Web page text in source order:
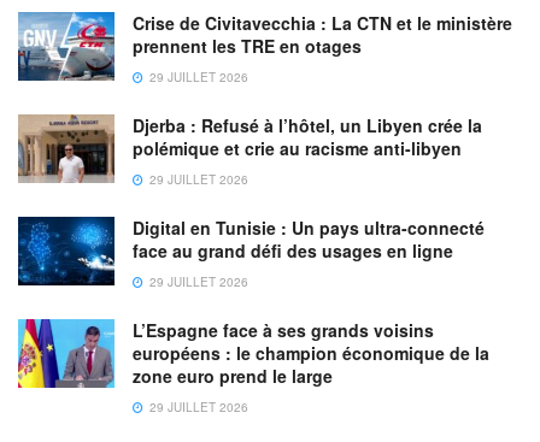
Crise de Civitavecchia : La CTN et le ministère
prennent les TRE en otages
29 JUILLET 2026
Djerba : Refusé à l’hôtel, un Libyen crée la
polémique et crie au racisme anti-libyen
29 JUILLET 2026
Digital en Tunisie : Un pays ultra-connecté
face au grand défi des usages en ligne
29 JUILLET 2026
L’Espagne face à ses grands voisins
européens : le champion économique de la
zone euro prend le large
29 JUILLET 2026